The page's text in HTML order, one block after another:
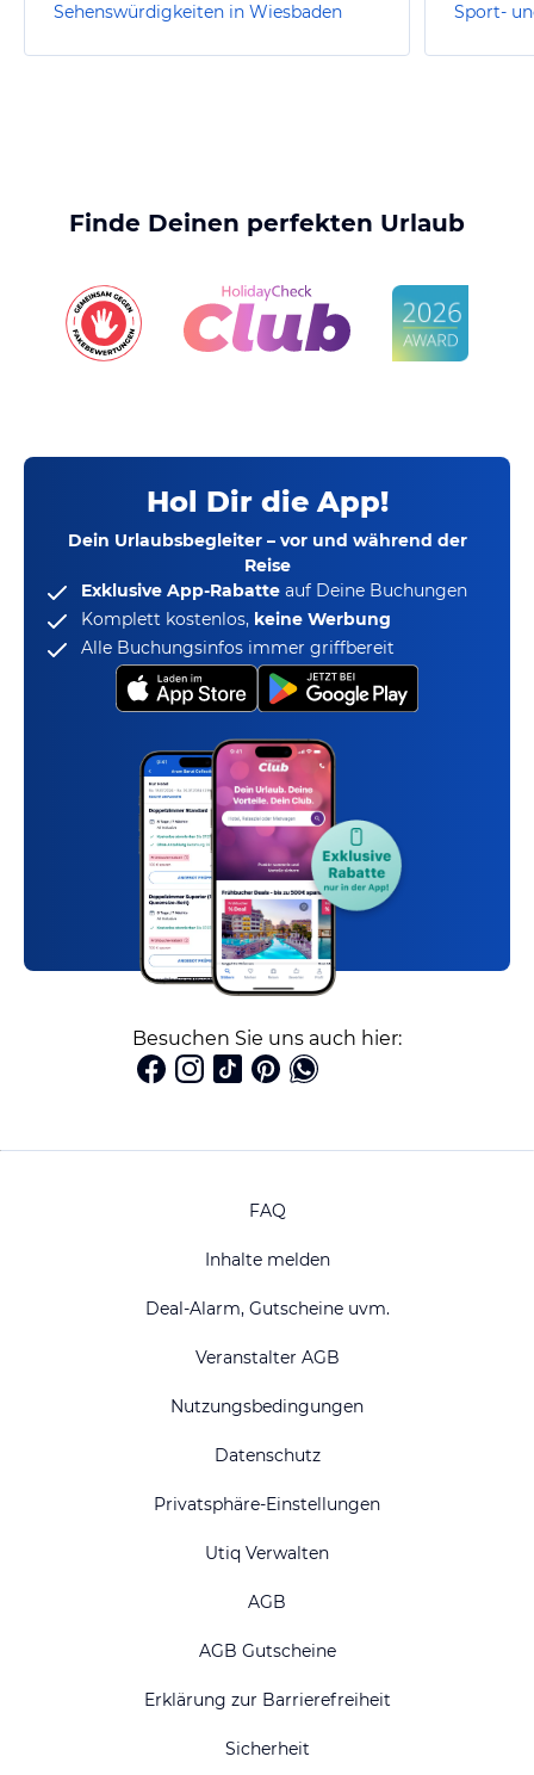
Sehenswürdigkeiten in Wiesbaden
Finde Deinen perfekten Urlaub
Hol Dir die App!
Dein Urlaubsbegleiter – vor und während der
Reise
Exklusive App-Rabatte auf Deine Buchungen
Komplett kostenlos, keine Werbung
Alle Buchungsinfos immer griffbereit
Besuchen Sie uns auch hier:
FAQ
Inhalte melden
Deal-Alarm, Gutscheine uvm.
Veranstalter AGB
Nutzungsbedingungen
Datenschutz
Privatsphäre-Einstellungen
Utiq Verwalten
AGB
AGB Gutscheine
Erklärung zur Barrierefreiheit
Sicherheit